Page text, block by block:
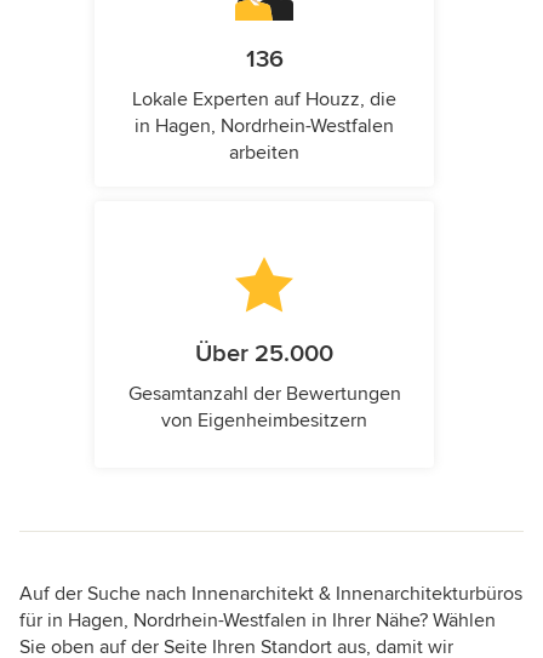
136
Lokale Experten auf Houzz, die
in Hagen, Nordrhein-Westfalen
arbeiten
Über 25.000
Gesamtanzahl der Bewertungen
von Eigenheimbesitzern
Auf der Suche nach Innenarchitekt & Innenarchitekturbüros
für in Hagen, Nordrhein-Westfalen in Ihrer Nähe? Wählen
Sie oben auf der Seite Ihren Standort aus, damit wir